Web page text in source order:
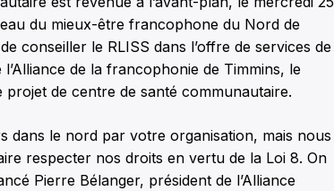
du mieux-être francophone du Nord de
conseiller le RLISS dans l’offre de services de
de la francophonie de Timmins, le
projet de centre de santé communautaire.
dans le nord par votre organisation, mais nous
respecter nos droits en vertu de la Loi 8. On
Pierre Bélanger, président de l’Alliance